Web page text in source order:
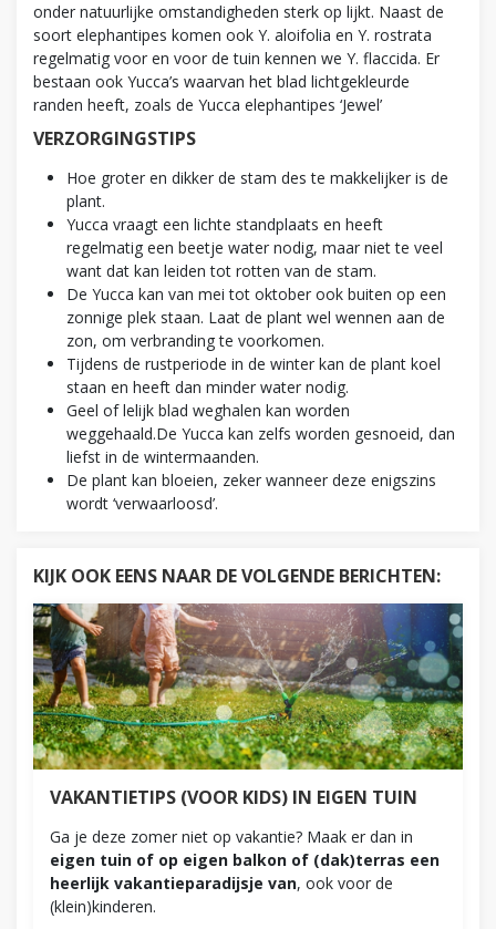
onder natuurlijke omstandigheden sterk op lijkt. Naast de
soort elephantipes komen ook Y. aloifolia en Y. rostrata
regelmatig voor en voor de tuin kennen we Y. flaccida. Er
bestaan ook Yucca’s waarvan het blad lichtgekleurde
randen heeft, zoals de Yucca elephantipes ‘Jewel’
VERZORGINGSTIPS
Hoe groter en dikker de stam des te makkelijker is de
plant.
Yucca vraagt een lichte standplaats en heeft
regelmatig een beetje water nodig, maar niet te veel
want dat kan leiden tot rotten van de stam.
De Yucca kan van mei tot oktober ook buiten op een
zonnige plek staan. Laat de plant wel wennen aan de
zon, om verbranding te voorkomen.
Tijdens de rustperiode in de winter kan de plant koel
staan en heeft dan minder water nodig.
Geel of lelijk blad weghalen kan worden
weggehaald.De Yucca kan zelfs worden gesnoeid, dan
liefst in de wintermaanden.
De plant kan bloeien, zeker wanneer deze enigszins
wordt ‘verwaarloosd’.
KIJK OOK EENS NAAR DE VOLGENDE BERICHTEN:
VAKANTIETIPS (VOOR KIDS) IN EIGEN TUIN
Ga je deze zomer niet op vakantie? Maak er dan in
eigen tuin of op eigen balkon of (dak)terras een
heerlijk vakantieparadijsje van, ook voor de
(klein)kinderen.